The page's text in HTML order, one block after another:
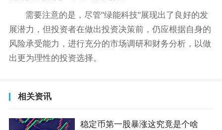
需要注意的是，尽管"绿能科技"展现出了良好的发
展潜力，但投资者在做出投资决策前，仍应根据自身的
风险承受能力，进行充分的市场调研和财务分析，以做
出更为理性的投资选择。
相关资讯
稳定币第一股暴涨这究竟是个啥